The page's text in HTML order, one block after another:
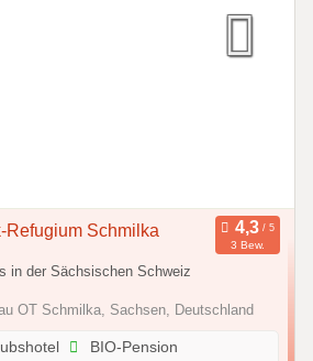
Refugium Schmilka
3 Bew.
in der Sächsischen Schweiz
OT Schmilka, Sachsen, Deutschland
BIO-Pension